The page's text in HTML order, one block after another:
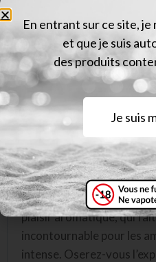
Description
Toujours plus audacieux,
son e-liquide
Ultimate
réservée aux vapoteurs
extrêmes. Ce juice d’une
dévoile unementhe ultra-
qu’addictive, relevée par
sucréeparfaitement
Un équilibre parfait entre
plaisir aromatique, qui
incontournable pour les
intense. Oserez-vous
En entrant sur ce site,
et que je suis
des produits
Je suis